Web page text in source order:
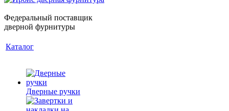
Федеральный поставщик
дверной фурнитуры
Каталог
Дверные ручки